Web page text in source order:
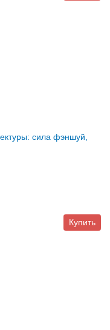
сила фэншуй,
Купить